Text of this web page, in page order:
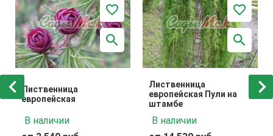
Лиственница
европейская
В наличии
Лиственница
европейская Пули на
штамбе
В наличии